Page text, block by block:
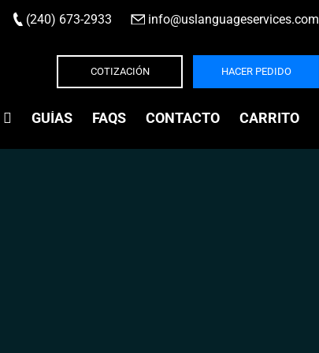
(240) 673-2933 info@uslanguageservices.com
COTIZACIÓN HACER PEDIDO
GUÍAS FAQS CONTACTO CARRITO